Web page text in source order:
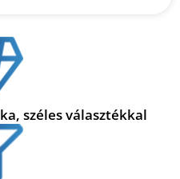
széles választékkal